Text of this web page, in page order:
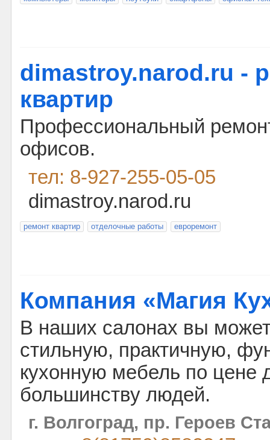
dimastroy.narod.ru -
квартир
Профессиональный
офисов.
тел: 8-927-255-05-05
dimastroy.narod.ru
ремонт квартир отделочные работы евроремонт
Компания «Магия
В наших салонах вы
стильную, практичную,
кухонную мебель по цене
большинству людей.
г. Волгоград, пр. Героев